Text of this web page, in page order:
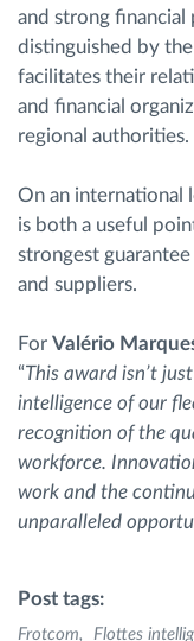
and strong financial
distinguished by
facilitates their
and financial
regional authorities.
On an international
is both a useful
strongest
and suppliers.
For Valério
“This award isn’t
intelligence of our
recognition of the
workforce.
work and the
unparalleled
Post tags:
Frotcom Flottes